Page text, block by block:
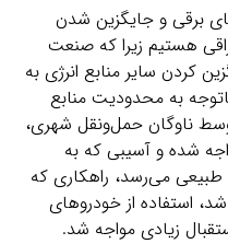
برقی و جایگزین‌‌ شدن
هستیم زیرا که صنعت
کردن سایر منابع انرژی به
به محدودیت منابع
ناوگان حمل‌ونقل شهری،
شده و آسیبی که به
می‌رسد، راهکاری که
استفاده از خودروهای
زیادی مواجه شد.